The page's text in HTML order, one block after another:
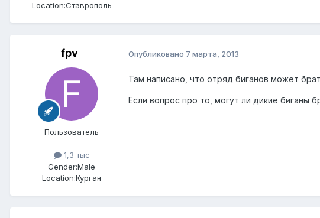
Location:Ставрополь
fpv
Пользователь
1,3 тыс
Gender:Male
Location:Курган
Опубликовано 7 марта, 2013
Там написано, что отряд биганов может
Если вопрос про то, могут ли дикие биганы